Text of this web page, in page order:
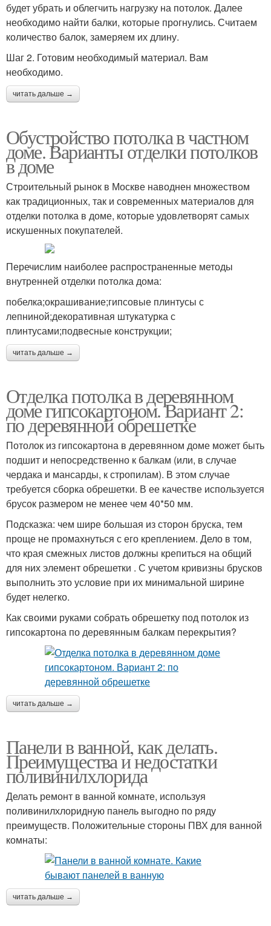
будет убрать и облегчить нагрузку на потолок. Далее
необходимо найти балки, которые прогнулись. Считаем
количество балок, замеряем их длину.
Шаг 2. Готовим необходимый материал. Вам
необходимо.
читать дальше →
Обустройство потолка в частном
доме. Варианты отделки потолков
в доме
Строительный рынок в Москве наводнен множеством
как традиционных, так и современных материалов для
отделки потолка в доме, которые удовлетворят самых
искушенных покупателей.
Перечислим наиболее распространенные методы
внутренней отделки потолка дома:
побелка;окрашивание;гипсовые плинтусы с
лепниной;декоративная штукатурка с
плинтусами;подвесные конструкции;
читать дальше →
Отделка потолка в деревянном
доме гипсокартоном. Вариант 2:
по деревянной обрешетке
Потолок из гипсокартона в деревянном доме может быть
подшит и непосредственно к балкам (или, в случае
чердака и мансарды, к стропилам). В этом случае
требуется сборка обрешетки. В ее качестве используется
брусок размером не менее чем 40*50 мм.
Подсказка: чем шире большая из сторон бруска, тем
проще не промахнуться с его креплением. Дело в том,
что края смежных листов должны крепиться на общий
для них элемент обрешетки . С учетом кривизны брусков
выполнить это условие при их минимальной ширине
будет нелегко.
Как своими руками собрать обрешетку под потолок из
гипсокартона по деревянным балкам перекрытия?
читать дальше →
Панели в ванной, как делать.
Преимущества и недостатки
поливинилхлорида
Делать ремонт в ванной комнате, используя
поливинилхлоридную панель выгодно по ряду
преимуществ. Положительные стороны ПВХ для ванной
комнаты:
читать дальше →